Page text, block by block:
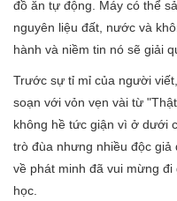
đồ ăn tự động. Máy có thể
nguyên liệu đất, nước và
hành và niềm tin nó sẽ giải
Trước sự tỉ mỉ của người
soạn với vỏn vẹn vài từ
không hề tức giận vì ở dưới
trò đùa nhưng nhiều độc
về phát minh đã vui mừng
học.